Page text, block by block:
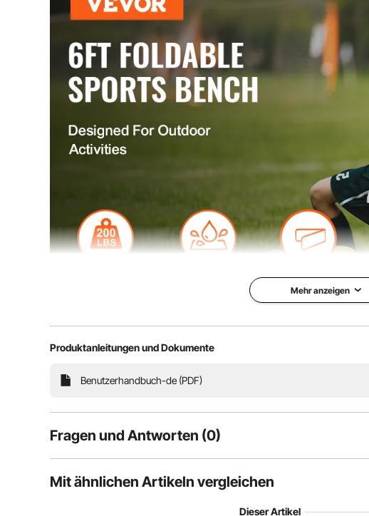
Diese 182 cm lange, zusammenklappbare Bank ist leicht zu
Camping im Freien oder überall dort, wo
Mehr anzeigen
Produktanleitungen und Dokumente
Benutzerhandbuch-de (PDF)
Fragen und Antworten (0)
Ist das Produkt haltbar? ...
Mit ähnlichen Artikeln vergleichen
Dieser Artikel